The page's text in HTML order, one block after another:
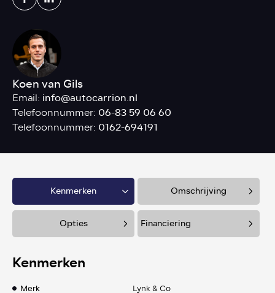
Koen van Gils
Email: info@autocarrion.nl
Telefoonnummer: 06-83 59 06 60
Telefoonnummer: 0162-694191
Kenmerken Omschrijving
Opties Financiering
Kenmerken
Merk
Lynk & Co